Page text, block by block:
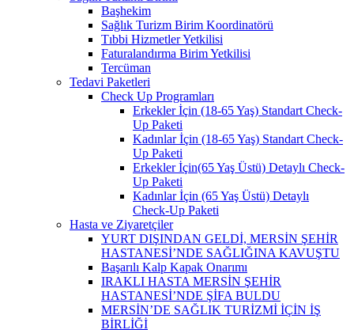
Başhekim
Sağlık Turizm Birim Koordinatörü
Tıbbi Hizmetler Yetkilisi
Faturalandırma Birim Yetkilisi
Tercüman
Tedavi Paketleri
Check Up Programları
Erkekler İçin (18-65 Yaş) Standart Check-
Up Paketi
Kadınlar İçin (18-65 Yaş) Standart Check-
Up Paketi
Erkekler İçin(65 Yaş Üstü) Detaylı Check-
Up Paketi
Kadınlar İçin (65 Yaş Üstü) Detaylı
Check-Up Paketi
Hasta ve Ziyaretçiler
YURT DIŞINDAN GELDİ, MERSİN ŞEHİR
HASTANESİ’NDE SAĞLIĞINA KAVUŞTU
Başarılı Kalp Kapak Onarımı
IRAKLI HASTA MERSİN ŞEHİR
HASTANESİ’NDE ŞİFA BULDU
MERSİN’DE SAĞLIK TURİZMİ İÇİN İŞ
BİRLİĞİ